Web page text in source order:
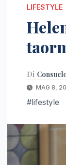
LIFESTYLE
Di
MAG 8,
#lifestyle